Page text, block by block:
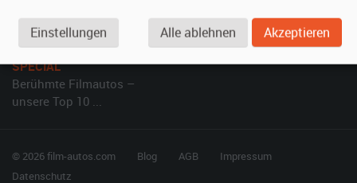
Inserat verwalten
SPECIAL
Berühmte Filmautos –
unsere Top 10 ...
© 2026 film-autos.com Blog AGB
Impressum
Datenschutz
Einstellungen Alle ablehnen Akzeptieren